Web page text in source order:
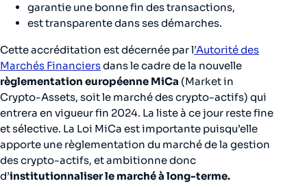
garantie une bonne fin des transactions,
est transparente dans ses démarches.
Cette accréditation est décernée par l’Autorité des
Marchés Financiersdans le cadre de la nouvelle
règlementation européenne MiCa (Market in
Crypto-Assets, soit le marché des crypto-actifs) qui
entrera en vigueur fin 2024. La liste à ce jour reste fine
et sélective. La Loi MiCa est importante puisqu’elle
apporte une règlementation du marché de la gestion
des crypto-actifs, et ambitionne donc
d’institutionnaliser le marché à long-terme.